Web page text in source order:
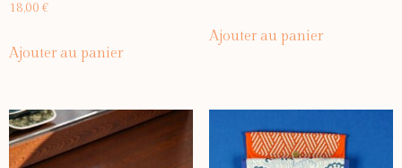
18,00 €
Ajouter au panier
Ajouter au panier